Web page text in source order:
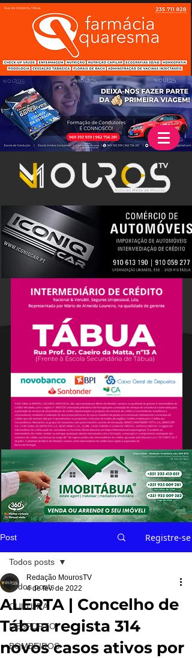
Post Registre-se
Todos posts
CULTURA
DESPORTO
BOMBEIROS
Todos posts
ALERTA | Concelho de
Tábua regista 314
novos casos ativos por
Redação MourosTV
4 de fev. de 2022